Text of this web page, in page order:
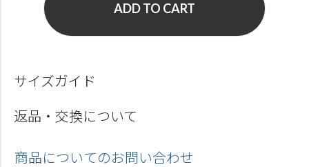
ADD TO CART
サイズガイド
返品・交換について
商品についてのお問い合わせ